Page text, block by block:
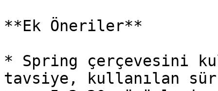
**Ek Öneriler**
* Spring çerçevesini
tavsiye, kullanılan